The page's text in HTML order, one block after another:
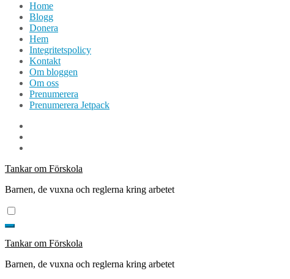
Home
Blogg
Donera
Hem
Integritetspolicy
Kontakt
Om bloggen
Om oss
Prenumerera
Prenumerera Jetpack
Tankar om Förskola
Barnen, de vuxna och reglerna kring arbetet
Tankar om Förskola
Barnen, de vuxna och reglerna kring arbetet